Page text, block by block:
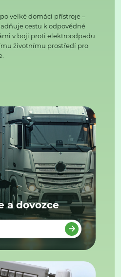
velké domácí přístroje –
cestu k odpovědné
v boji proti elektroodpadu
životnímu prostředí pro
a dovozce